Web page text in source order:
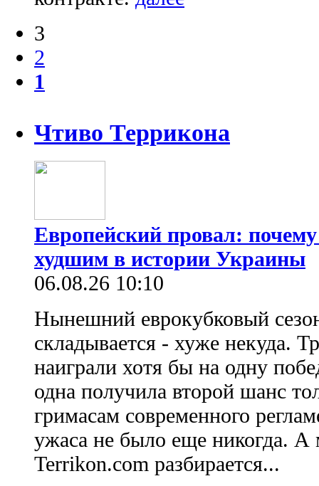
3
2
1
Чтиво Террикона
Европейский провал:
худшим в истории Украины
06.08.26 10:10
Нынешний еврокубковый
складывается - хуже некуда.
наиграли хотя бы на одну
одна получила второй шанс
гримасам современного
ужаса не было еще никогда. А
Terrikon.com разбирается...